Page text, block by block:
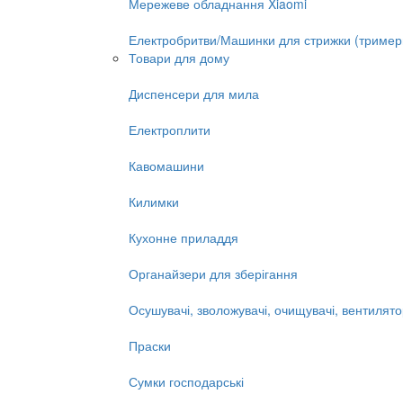
Мережеве обладнання Xiaomi
Електробритви/Машинки для стрижки
Товари для дому
Диспенсери для мила
Електроплити
Кавомашини
Килимки
Кухонне приладдя
Органайзери для зберігання
Осушувачі, зволожувачі, очищувачі,
Праски
Сумки господарські